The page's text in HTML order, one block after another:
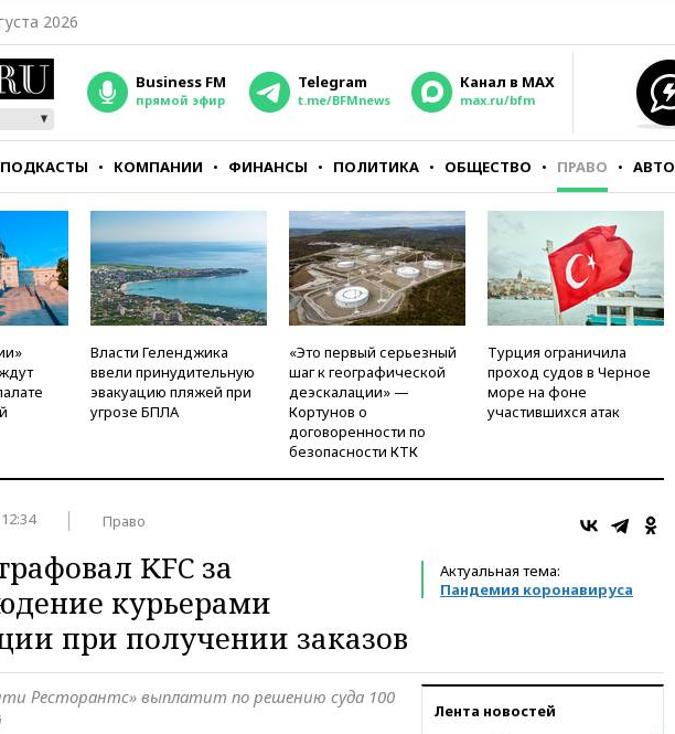
2026
Business FM
прямой эфир
Telegram
t.me/BFMnews
Канал в MAX
max.ru/bfm
ПОДКАСТЫ КОМПАНИИ ФИНАНСЫ ПОЛИТИКА ОБЩЕСТВО ПРАВО АВТО
Власти Геленджика
ввели принудительную
эвакуацию пляжей при
угрозе БПЛА
«Это первый серьезный
шаг к географической
деэскалации» —
Кортунов о
договоренности по
безопасности КТК
Турция ограничила
проход судов в Черное
море на фоне
участившихся атак
Право
Актуальная тема:
Пандемия коронавируса
KFC за
курьерами
при получении заказов
Лента новостей
Ресторантс» выплатит по решению суда 100